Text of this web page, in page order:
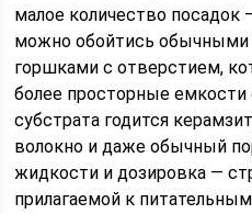
малое количество посадок
можно обойтись
горшками с отверстием,
более просторные
субстрата годится
волокно и даже обычный
жидкости и дозировка —
прилагаемой к